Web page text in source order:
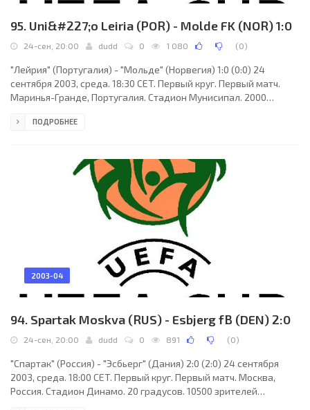
95. Uni&#227;o Leiria (POR) - Molde FK (NOR) 1:0
24-сен, 20:00 dudd 0 1 080 (0)
"Лейрия" (Португалия) - "Мольде" (Норвегия) 1:0 (0:0) 24
сентября 2003, среда. 18:30 CET. Первый круг. Первый матч.
Маринья-Гранде, Португалия. Стадион Мунисипал. 2000
(Румыния), Джордж Адриан Видан (Румыния), Тудор
Сержиу Гамейру, Лудемар (Фреди, 83), Рудольф Дуала
(Альяндра, 89), Жоау Мануэль, Кайко, Жоау Паулу, Эдсон.
ПОДРОБНЕЕ
2003-04
94. Spartak Moskva (RUS) - Esbjerg fB (DEN) 2:0
24-сен, 20:00 dudd 0 891 (0)
"Спартак" (Россия) - "Эсбьерг" (Дания) 2:0 (2:0) 24 сентября
2003, среда. 18:00 CET. Первый круг. Первый матч. Москва,
Россия. Стадион Динамо. 20 градусов. 10500 зрителей